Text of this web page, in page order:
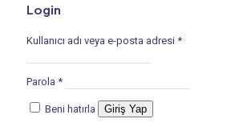
Login
Kullanıcı adı veya e-posta adresi *
Parola *
Beni hatırla Giriş Yap